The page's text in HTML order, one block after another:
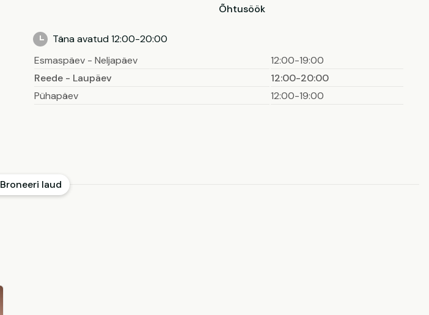
Õhtusöök
Täna avatud 12:00-20:00
Esmaspäev - Neljapäev
12:00-19:00
Reede - Laupäev
12:00-20:00
Pühapäev
12:00-19:00
Broneeri laud